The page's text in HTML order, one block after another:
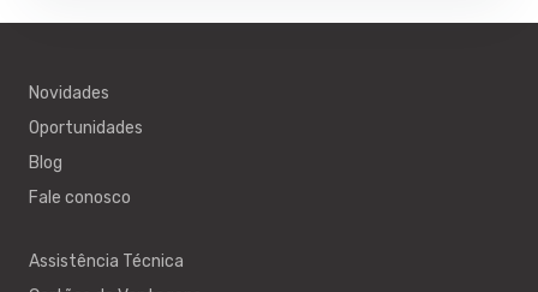
Novidades
Oportunidades
Blog
Fale conosco
Assistência Técnica